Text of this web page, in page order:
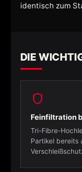
identisch zum
DIE
Feinfiltration
Tri-Fibre-
Partikel bereits